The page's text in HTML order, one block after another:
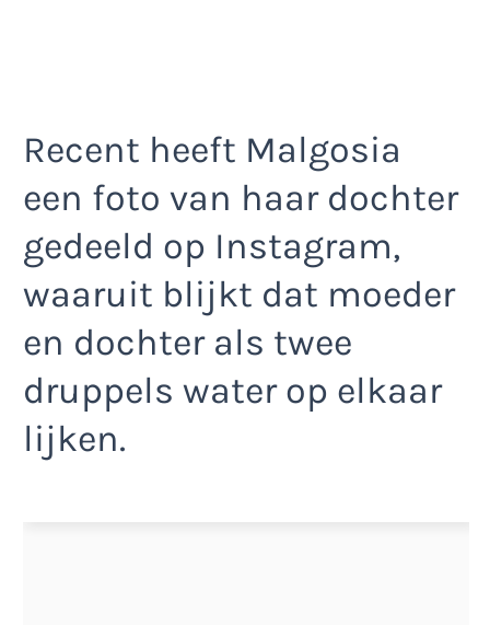
Recent heeft Malgosia
een foto van haar dochter
gedeeld op Instagram,
waaruit blijkt dat moeder
en dochter als twee
druppels water op elkaar
lijken.